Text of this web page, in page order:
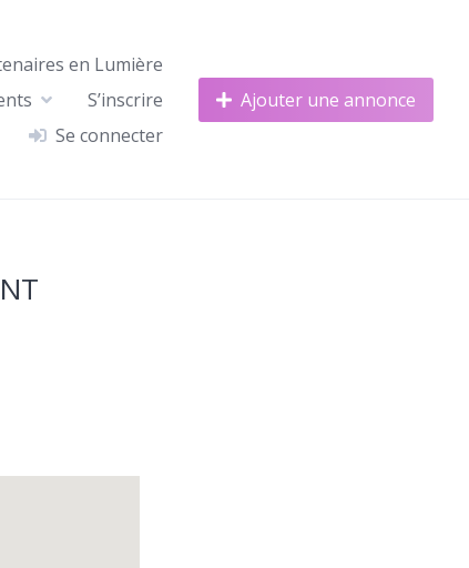
en Lumière
S’inscrire
Se connecter
Ajouter une annonce